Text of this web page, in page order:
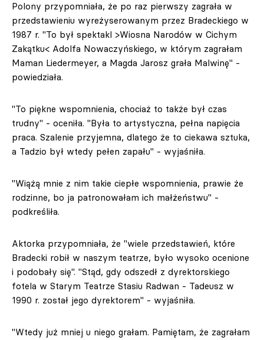
Polony przypomniała, że po raz pierwszy zagrała w
przedstawieniu wyreżyserowanym przez Bradeckiego w
1987 r. "To był spektakl >Wiosna Narodów w Cichym
Zakątku< Adolfa Nowaczyńskiego, w którym zagrałam
Maman Liedermeyer, a Magda Jarosz grała Malwinę" -
powiedziała.
"To piękne wspomnienia, chociaż to także był czas
trudny" - oceniła. "Była to artystyczna, pełna napięcia
praca. Szalenie przyjemna, dlatego że to ciekawa sztuka,
a Tadzio był wtedy pełen zapału" - wyjaśniła.
"Wiążą mnie z nim takie ciepłe wspomnienia, prawie że
rodzinne, bo ja patronowałam ich małżeństwu" -
podkreśliła.
Aktorka przypomniała, że "wiele przedstawień, które
Bradecki robił w naszym teatrze, było wysoko ocenione
i podobały się". "Stąd, gdy odszedł z dyrektorskiego
fotela w Starym Teatrze Stasiu Radwan - Tadeusz w
1990 r. został jego dyrektorem" - wyjaśniła.
"Wtedy już mniej u niego grałam. Pamiętam, że zagrałam